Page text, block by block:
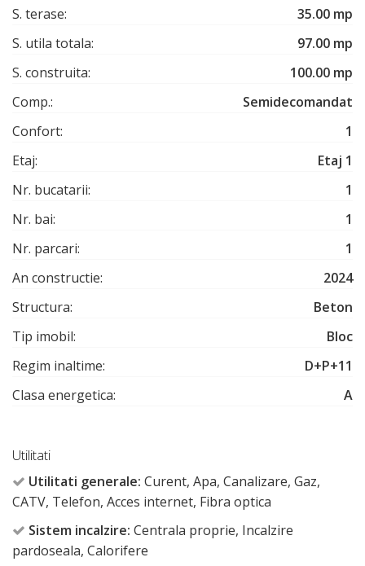
S. terase:
35.00 mp
S. utila totala:
97.00 mp
S. construita:
100.00 mp
Comp.:
Semidecomandat
Confort:
1
Etaj:
Etaj 1
Nr. bucatarii:
1
Nr. bai:
1
Nr. parcari:
1
An constructie:
2024
Structura:
Beton
Tip imobil:
Bloc
Regim inaltime:
D+P+11
Clasa energetica:
A
Utilitati
Utilitati generale: Curent, Apa, Canalizare, Gaz,
CATV, Telefon, Acces internet, Fibra optica
Sistem incalzire: Centrala proprie, Incalzire
pardoseala, Calorifere